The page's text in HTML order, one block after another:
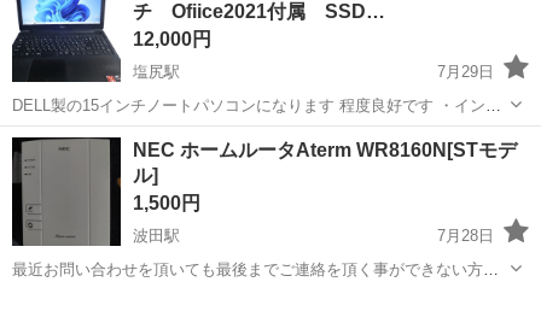
チ Ofiice2021付属 SSD…
12,000円
塩尻駅
7月29日
DELL製の15インチノートパソコンになります 程度良好です ・インタ
ーネット ・YouTube ・Officeを使った仕事や事務作業 ・リモートワー
ク 仕様 メーカー DELL モデル Inpiron ...
長野 塩尻市 ノートパソコン
NEC ホームルータAterm WR8160N[STモデ
ル]
1,500円
波田駅
7月28日
最近お問い合わせを頂いても最後までご連絡を頂く事ができない方が